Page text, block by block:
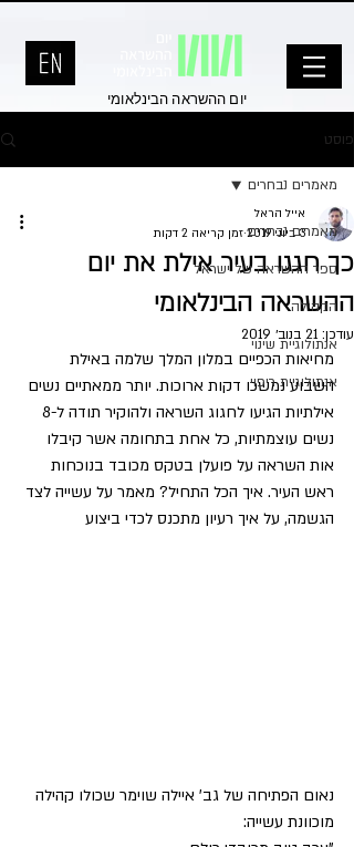
יום ההשראה הבינלאומי
פוסט
מאמרים נבחרים
ספר ההשראה של ישראל
הקהילה
אנתולוגיית שינוי
אנתולוגיית ריפוי
מאמרים נבחרים
כך חגגו בעיר אילת את יום
ההשראה הבינלאומי
אייל הראל
3 ביוני 2019
זמן קריאה 2 דקות
עודכן: 21 בנוב׳ 2019
מחיאות הכפיים במלון המלך שלמה באילת
השבוע נמשכו דקות ארוכות. יותר ממאתיים נשים
נשים עוצמתיות, כל אחת בתחומה אשר קיבלו
אות השראה על פועלן בטקס מכובד בנוכחות
ראש העיר. איך הכל התחיל? מאמר על עשייה לצד
הגשמה, על איך רעיון מתכנס לכדי ביצוע
נאום הפתיחה של גב' איילה שוימר שכולו קהילה
מוכוונת עשייה: